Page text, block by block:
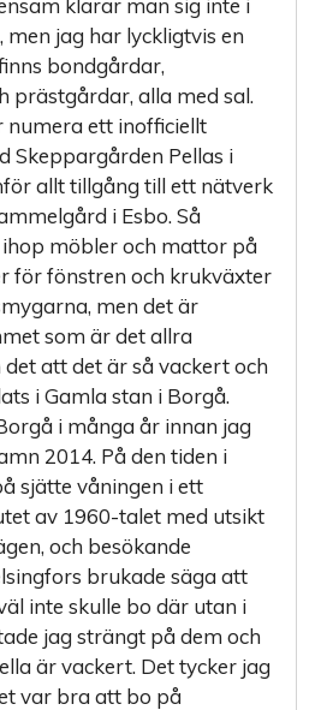
men jag har lyckligtvis en
bondgårdar,
prästgårdar, alla med sal.
ett inofficiellt
Skeppargården Pellas i
allt tillgång till ett nätverk
i Esbo. Så
möbler och mattor på
för fönstren och krukväxter
men det är
som är det allra
det att det är så vackert och
i Gamla stan i Borgå.
i många år innan jag
2014. På den tiden i
sjätte våningen i ett
av 1960-talet med utsikt
och besökande
brukade säga att
inte skulle bo där utan i
jag strängt på dem och
är vackert. Det tycker jag
var bra att bo på